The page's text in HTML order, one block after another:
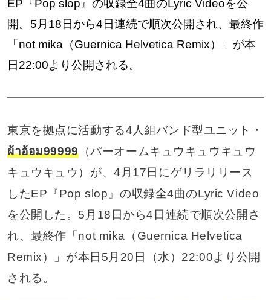
EP『Pop slop』の収録全4曲のLyric Videoを公
開。5月18日から4日連続で順次公開され、最終作
「not mika（Guernica Helvetica Remix）」が本
日22:00より公開される。
東京を拠点に活動する4人組バンド型ユニット・
ผ้าอ้อม99999（パーオームキュウキュウキュウ
キュウキュウ）が、4月17日にゲリラリリース
したEP『Pop slop』の収録全4曲のLyric Video
を公開した。5月18日から4日連続で順次公開さ
れ、最終作「not mika（Guernica Helvetica
Remix）」が本日5月20日（水）22:00より公開
される。